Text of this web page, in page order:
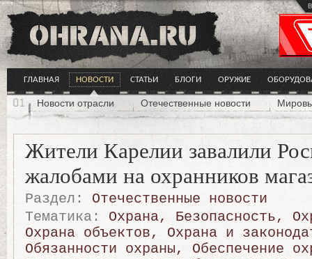
ГЛАВНАЯ НОВОСТИ СТАТЬИ БЛОГИ ОРУЖИЕ
Новости отрасли Отечественные новости
Жители Карелии завалили
жалобами на охранников
Раздел:
Отечественные новости
Тематика:
Охрана, Безопасность,
Охрана объектов, Охрана и
Обязанности охраны, Обеспечение